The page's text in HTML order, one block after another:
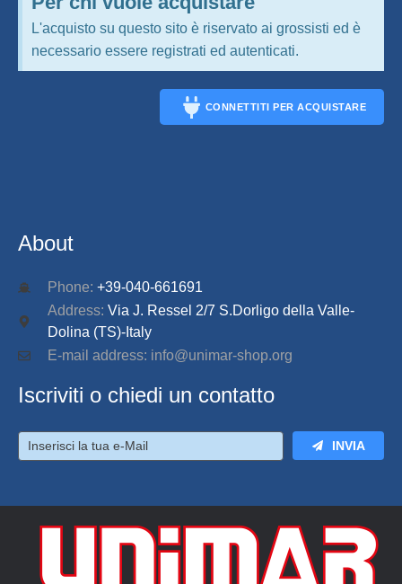
L'acquisto su questo sito è riservato ai grossisti ed è
necessario essere registrati ed autenticati.
CONNETTITI PER ACQUISTARE
About
Phone: +39-040-661691
Address: Via J. Ressel 2/7 S.Dorligo della Valle-
Dolina (TS)-Italy
E-mail address: info@unimar-shop.org
Iscriviti o chiedi un contatto
INVIA